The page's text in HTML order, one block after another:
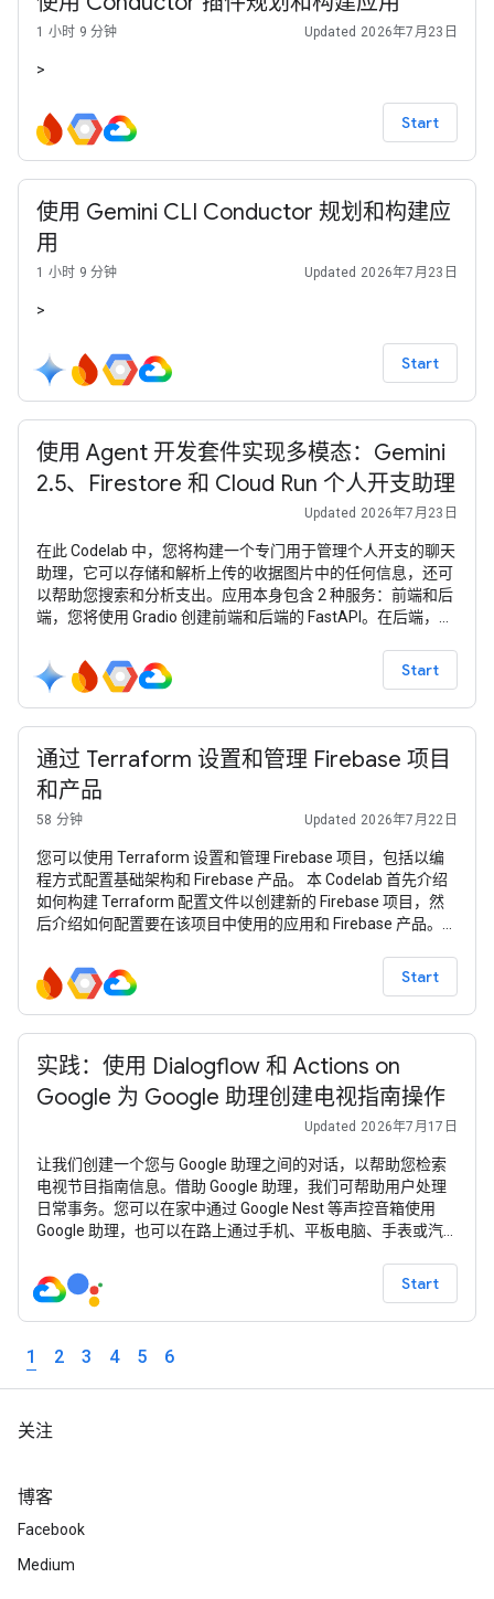
1 小时 9 分钟 Updated 2026年7月23日
>
Start
使用 Gemini CLI Conductor 规划和构建应
用
1 小时 9 分钟 Updated 2026年7月23日
>
Start
使用 Agent 开发套件实现多模态：Gemini
2.5、Firestore 和 Cloud Run 个人开支助理
Updated 2026年7月23日
在此 Codelab 中，您将构建一个专门用于管理个人开支的聊天
助理，它可以存储和解析上传的收据图片中的任何信息，还可
以帮助您搜索和分析支出。应用本身包含 2 种服务：前端和后
端，您将使用 Gradio 创建前端和后端的 FastAPI。在后端，我
构，该套件可以管理多模态交互并与存储和 Firestore 数据库
进行交互。最后，您需要将此服务部署到 Cloud Run
Start
通过 Terraform 设置和管理 Firebase 项目
和产品
58 分钟 Updated 2026年7月22日
您可以使用 Terraform 设置和管理 Firebase 项目，包括以编
程方式配置基础架构和 Firebase 产品。 本 Codelab 首先介绍
如何构建 Terraform 配置文件以创建新的 Firebase 项目，然
后介绍如何配置要在该项目中使用的应用和 Firebase 产品。我
行的更改，然后实现这些更改。 如果您一直想了解如何使用
Terraform 设置和管理 Firebase 项目与产品，那么本 Codelab
Start
实践：使用 Dialogflow 和 Actions on
Google 为 Google 助理创建电视指南操作
Updated 2026年7月17日
让我们创建一个您与 Google 助理之间的对话，以帮助您检索
电视节目指南信息。借助 Google 助理，我们可帮助用户处理
日常事务。您可以在家中通过 Google Nest 等声控音箱使用
Google 助理，也可以在路上通过手机、平板电脑、手表或汽
可以为聊天机器人和智能助理创建自然对话。在此讲座中，您
将学习如何训练自己的聊天机器人，以及如何使用 Dialogflow
创建自定义对话代理。
Start
1 2 3 4 5 6
关注
博客
Facebook
Medium